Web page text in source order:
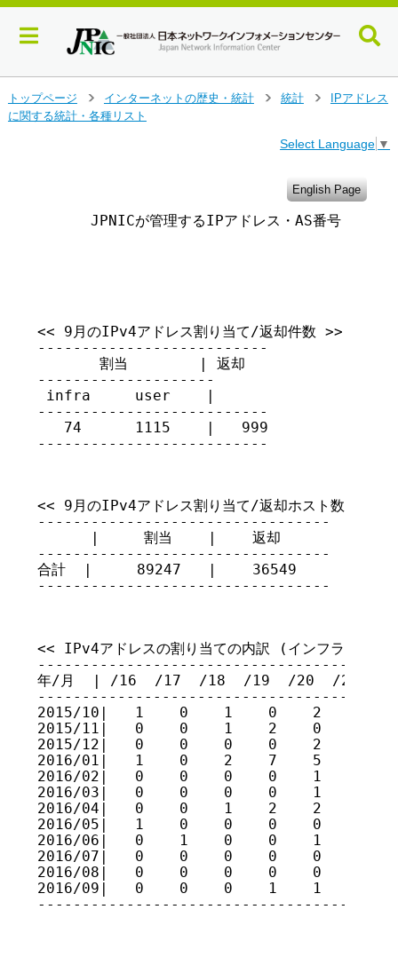
イ
トップページ
>
インターネットの歴史・統計
統計
IPアドレス
に関する統計・各種リスト
Select Language ▼
English Page
JPNICが管理するIPアドレス・AS番号・IRRサ
<< 9月のIPv4アドレス割り当て/返却件数 >>
--------------------------
       割当        | 返却
--------------------
infra     user    |
--------------------------
   74      1115    |   999
--------------------------
<< 9月のIPv4アドレス割り当て/返却ホスト数 >>
---------------------------------
      |     割当    |    返却
---------------------------------
合計  |     89247   |    36549
---------------------------------
<< IPv4アドレスの割り当ての内訳 (インフラネット
年/月  | /16  /17  /18  /19  /20  /21  /
2015/10|   1    0    1    0    2    0
2015/11|   0    0    1    2    0    1
2015/12|   0    0    0    0    2    0
2016/01|   1    0    2    7    5    6
2016/02|   0    0    0    0    1    0
2016/03|   0    0    0    0    1    1
2016/04|   0    0    1    2    2    3
2016/05|   1    0    0    0    0    0
2016/06|   0    1    0    0    1    1
2016/07|   0    0    0    0    0    0
2016/08|   0    0    0    0    0    0
2016/09|   0    0    0    1    1    3